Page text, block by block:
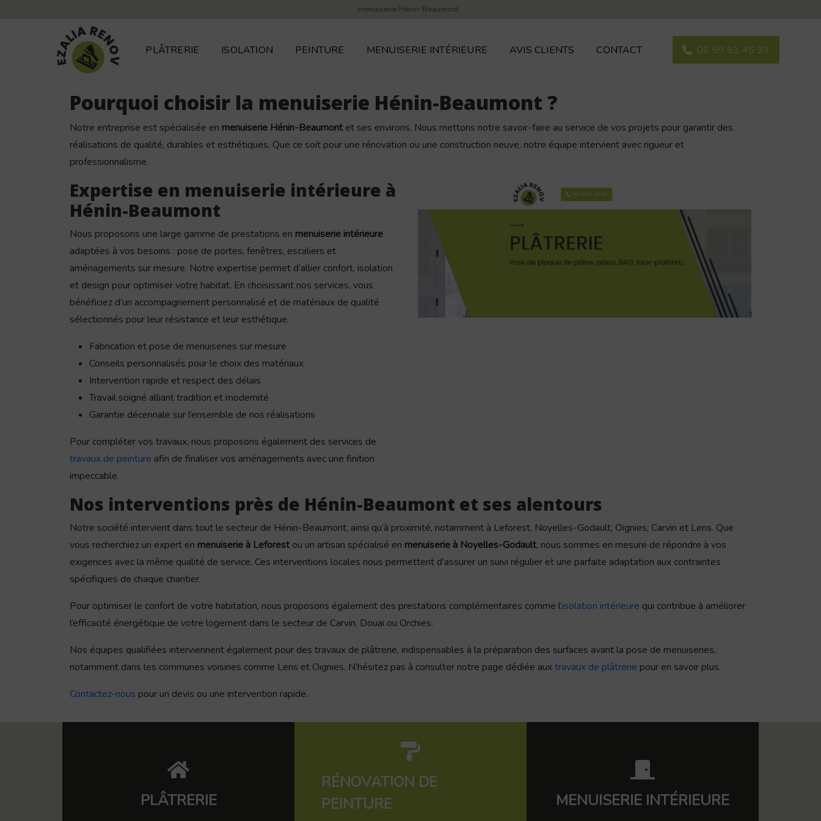
menuiserie Hénin-Beaumont
PLÂTRERIE ISOLATION PEINTURE MENUISERIE INTÉRIEURE AVIS CLIENTS CONTACT 06 59 91 45 93
Pourquoi choisir la menuiserie Hénin-Beaumont ?
Notre entreprise est spécialisée en menuiserie Hénin-Beaumont et ses environs. Nous mettons notre savoir-faire au service de vos projets pour garantir des
réalisations de qualité, durables et esthétiques. Que ce soit pour une rénovation ou une construction neuve, notre équipe intervient avec rigueur et
professionnalisme.
Expertise en menuiserie intérieure à
Hénin-Beaumont
Nous proposons une large gamme de prestations en menuiserie intérieure
adaptées à vos besoins : pose de portes, fenêtres, escaliers et
aménagements sur mesure. Notre expertise permet d’allier confort, isolation
et design pour optimiser votre habitat. En choisissant nos services, vous
bénéficiez d’un accompagnement personnalisé et de matériaux de qualité
sélectionnés pour leur résistance et leur esthétique.
Fabrication et pose de menuiseries sur mesure
Conseils personnalisés pour le choix des matériaux
Intervention rapide et respect des délais
Travail soigné alliant tradition et modernité
Garantie décennale sur l’ensemble de nos réalisations
Pour compléter vos travaux, nous proposons également des services de
travaux de peinture afin de finaliser vos aménagements avec une finition
impeccable.
Nos interventions près de Hénin-Beaumont et ses alentours
Notre société intervient dans tout le secteur de Hénin-Beaumont, ainsi qu’à proximité, notamment à Leforest, Noyelles-Godault, Oignies, Carvin et Lens. Que
vous recherchiez un expert en menuiserie à Leforest ou un artisan spécialisé en menuiserie à Noyelles-Godault, nous sommes en mesure de répondre à vos
exigences avec la même qualité de service. Ces interventions locales nous permettent d’assurer un suivi régulier et une parfaite adaptation aux contraintes
spécifiques de chaque chantier.
Pour optimiser le confort de votre habitation, nous proposons également des prestations complémentaires comme l’isolation intérieure qui contribue à améliorer
l’efficacité énergétique de votre logement dans le secteur de Carvin, Douai ou Orchies.
Nos équipes qualifiées interviennent également pour des travaux de plâtrerie, indispensables à la préparation des surfaces avant la pose de menuiseries,
notamment dans les communes voisines comme Lens et Oignies. N’hésitez pas à consulter notre page dédiée auxtravaux de plâtrerie pour en savoir plus.
Contactez-nous pour un devis ou une intervention rapide.
PLÂTRERIE
RÉNOVATION DE
PEINTURE
MENUISERIE INTÉRIEURE